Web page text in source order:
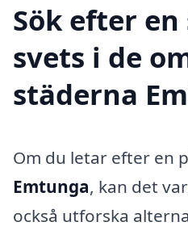
Sök efter
svets i de
städerna
Om du letar efter en
Emtunga, kan det
också utforska